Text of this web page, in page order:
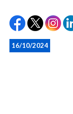
16/10/2024